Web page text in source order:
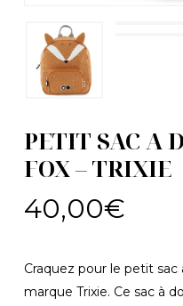
PETIT SAC A
FOX – TRIXIE
40,00€
Craquez pour le petit sac
marque Trixie. Ce sac à